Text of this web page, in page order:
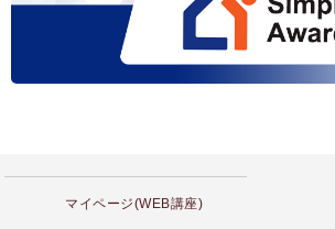
マイページ(WEB講座)